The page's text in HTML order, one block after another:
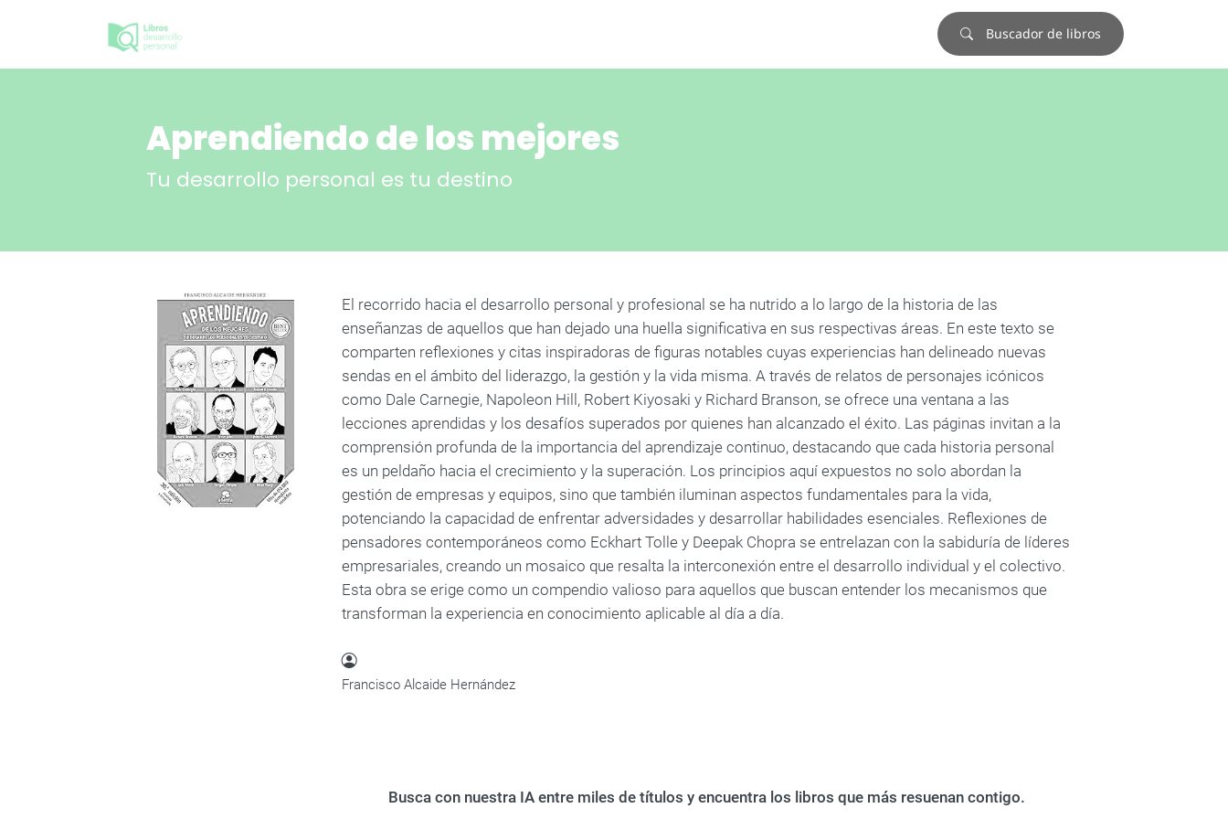
Buscador de libros
Aprendiendo de los mejores
Tu desarrollo personal es tu destino
El recorrido hacia el desarrollo personal y profesional se ha nutrido a lo largo de la historia de las
enseñanzas de aquellos que han dejado una huella significativa en sus respectivas áreas. En este texto se
comparten reflexiones y citas inspiradoras de figuras notables cuyas experiencias han delineado nuevas
sendas en el ámbito del liderazgo, la gestión y la vida misma. A través de relatos de personajes icónicos
como Dale Carnegie, Napoleon Hill, Robert Kiyosaki y Richard Branson, se ofrece una ventana a las
lecciones aprendidas y los desafíos superados por quienes han alcanzado el éxito. Las páginas invitan a la
comprensión profunda de la importancia del aprendizaje continuo, destacando que cada historia personal
es un peldaño hacia el crecimiento y la superación. Los principios aquí expuestos no solo abordan la
gestión de empresas y equipos, sino que también iluminan aspectos fundamentales para la vida,
potenciando la capacidad de enfrentar adversidades y desarrollar habilidades esenciales. Reflexiones de
pensadores contemporáneos como Eckhart Tolle y Deepak Chopra se entrelazan con la sabiduría de líderes
empresariales, creando un mosaico que resalta la interconexión entre el desarrollo individual y el colectivo.
Esta obra se erige como un compendio valioso para aquellos que buscan entender los mecanismos que
transforman la experiencia en conocimiento aplicable al día a día.
Francisco Alcaide Hernández
Busca con nuestra IA entre miles de títulos y encuentra los libros que más resuenan contigo.